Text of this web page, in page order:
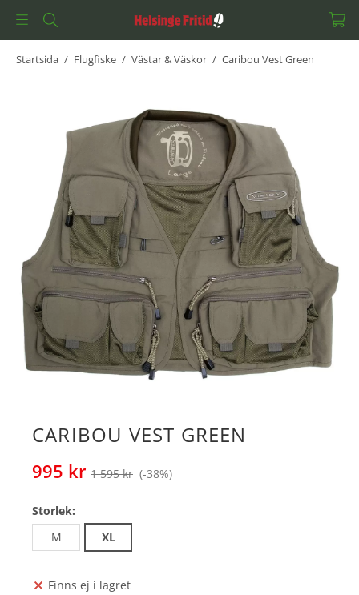
Startsida / Flugfiske / Västar & Väskor / Caribou Vest Green
CARIBOU VEST GREEN
995 kr 1 595 kr (-38%)
Storlek:
M
XL
Finns ej i lagret